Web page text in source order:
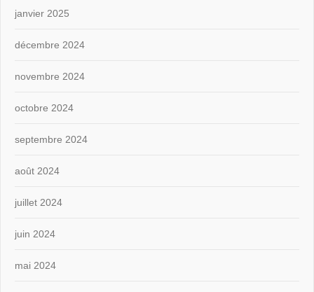
janvier 2025
décembre 2024
novembre 2024
octobre 2024
septembre 2024
août 2024
juillet 2024
juin 2024
mai 2024